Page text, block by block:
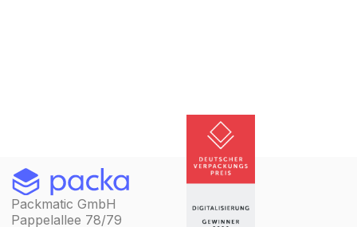
Packmatic GmbH
Pappelallee 78/79